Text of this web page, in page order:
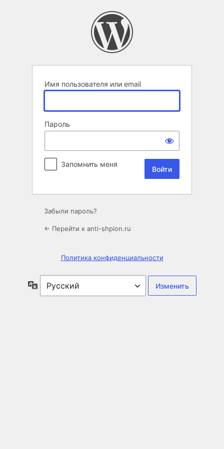
Имя пользователя или email
Пароль
Запомнить меня
Забыли пароль?
← Перейти к anti-shpion.ru
Политика конфиденциальности
Язык